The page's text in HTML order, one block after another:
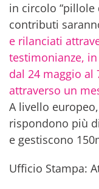
in circolo “pillole
contributi
e rilanciati
testimonianze,
dal 24 maggio al
attraverso un
A livello
rispondono più
e gestiscono
Ufficio Stampa: